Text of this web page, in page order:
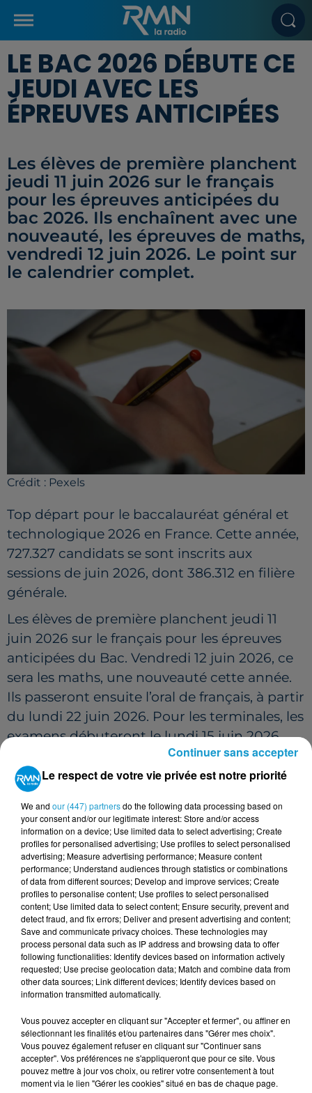
LE BAC 2026 DÉBUTE CE
JEUDI AVEC LES
ÉPREUVES ANTICIPÉES
Les élèves de première planchent
jeudi 11 juin 2026 sur le français
pour les épreuves anticipées du
bac 2026. Ils enchaînent avec une
nouveauté, les épreuves de maths,
vendredi 12 juin 2026. Le point sur
le calendrier complet.
Crédit : Pexels
Top départ pour le baccalauréat général et
technologique 2026 en France. Cette année,
727.327 candidats se sont inscrits aux
sessions de juin 2026, dont 386.312 en filière
générale.
Les élèves de première planchent jeudi 11
juin 2026 sur le français pour les épreuves
anticipées du Bac. Vendredi 12 juin 2026, ce
sera les maths, une nouveauté cette année.
Ils passeront ensuite l’oral de français, à partir
du lundi 22 juin 2026. Pour les terminales, les
examens débuteront le lundi 15 juin 2026,
avec la traditionnelle épreuve de philosophie.
Du mardi 16 juin 2026 au jeudi 18 juin 2026,
place aux épreuves de spécialités. Puis, les
élèves passeront le grand oral, entre le lundi
22 juin 2026 et le mercredi 1er juillet 2026,
selon l’organisation de chaque académie. Du
côté du bac professionnel, les écrits sont
passés (du 11 mai 2026 au 1er juin 2026), l’oral
de projet aura lieu dès le mercredi 24 juin
2026.
A noter que cette année, lanotation sur
l’orthographe sera plus sévèredans toutes
les matières, sur demande d’Edouard Geffray,
ministre de l’éducation nationale.
Les résultats du bac seront publiés le mardi 7
juillet 2026. Les épreuves de rattrapage se
dérouleront entre le jeudi 9 juillet 2026 et le
Le respect de votre vie privée est notre priorité
We and our (447) partnersdo the following data processing based on
your consent and/or our legitimate interest: Store and/or access
information on a device; Use limited data to select advertising; Create
profiles for personalised advertising; Use profiles to select personalised
advertising; Measure advertising performance; Measure content
performance; Understand audiences through statistics or combinations
of data from different sources; Develop and improve services; Create
profiles to personalise content; Use profiles to select personalised
content; Use limited data to select content; Ensure security, prevent and
detect fraud, and fix errors; Deliver and present advertising and content;
Save and communicate privacy choices. These technologies may
process personal data such as IP address and browsing data to offer
following functionalities: Identify devices based on information actively
requested; Use precise geolocation data; Match and combine data from
other data sources; Link different devices; Identify devices based on
information transmitted automatically.
Vous pouvez accepter en cliquant sur "Accepter et fermer", ou affiner en
sélectionnant les finalités et/ou partenaires dans "Gérer mes choix".
Vous pouvez également refuser en cliquant sur "Continuer sans
accepter". Vos préférences ne s'appliqueront que pour ce site. Vous
pouvez mettre à jour vos choix, ou retirer votre consentement à tout
moment via le lien "Gérer les cookies" situé en bas de chaque page.
Continuer sans accepter